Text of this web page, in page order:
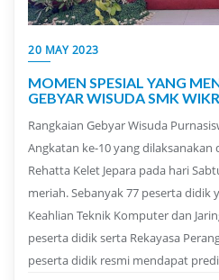
20 MAY 2023
MOMEN SPESIAL YANG
GEBYAR WISUDA SMK
Rangkaian Gebyar Wisuda
Angkatan ke-10 yang dilaksanakan
Rehatta Kelet Jepara pada hari
meriah. Sebanyak 77 peserta
Keahlian Teknik Komputer dan
peserta didik serta Rekayasa
peserta didik resmi mendapat